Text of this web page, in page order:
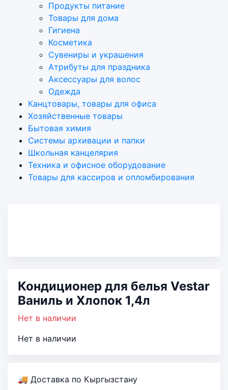
Продукты питание
Товары для дома
Гигиена
Косметика
Сувениры и украшения
Атрибуты для праздника
Аксеcсуары для волос
Одежда
Канцтовары, товары для офиса
Хозяйственные товары
Бытовая химия
Системы архивации и папки
Школьная канцелярия
Техника и офисное оборудование
Товары для кассиров и опломбирования
Кондиционер для белья Vestar
Ваниль и Хлопок 1,4л
Нет в наличии
Нет в наличии
🚚 Доставка по Кыргызстану